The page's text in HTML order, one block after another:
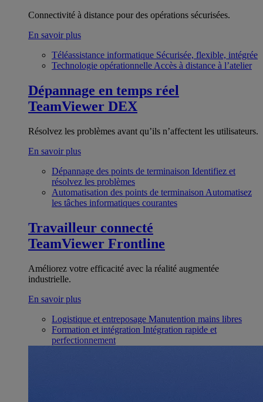
Connectivité à distance pour des opérations sécurisées.
En savoir plus
Téléassistance informatique Sécurisée, flexible, intégrée
Technologie opérationnelle Accès à distance à l’atelier
Dépannage en temps réel
TeamViewer DEX
Résolvez les problèmes avant qu’ils n’affectent les utilisateurs.
En savoir plus
Dépannage des points de terminaison Identifiez et
résolvez les problèmes
Automatisation des points de terminaison Automatisez
les tâches informatiques courantes
Travailleur connecté
TeamViewer Frontline
Améliorez votre efficacité avec la réalité augmentée
industrielle.
En savoir plus
Logistique et entreposage Manutention mains libres
Formation et intégration Intégration rapide et
perfectionnement